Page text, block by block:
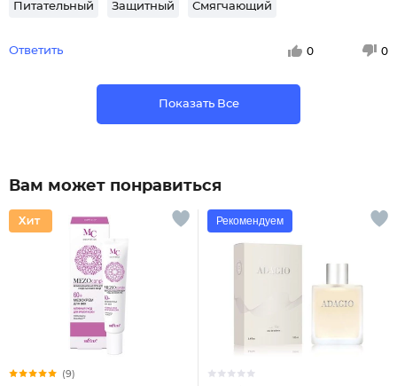
Питательный Защитный Смягчающий
Ответить 0 0
Показать Все
Вам может понравиться
(9)
Рекомендуем